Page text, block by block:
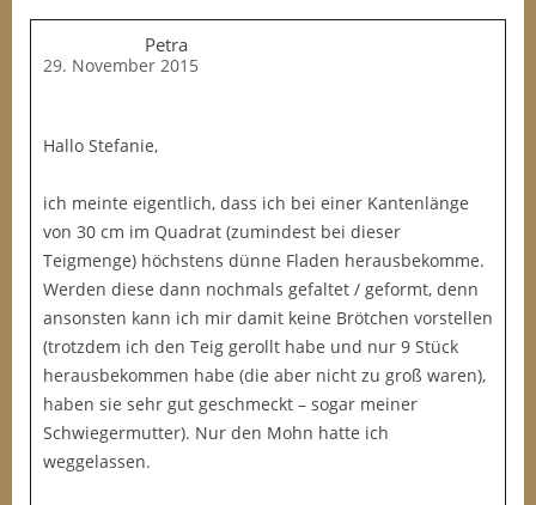
Petra
29. November 2015
Hallo Stefanie,
ich meinte eigentlich, dass ich bei einer Kantenlänge
von 30 cm im Quadrat (zumindest bei dieser
Teigmenge) höchstens dünne Fladen herausbekomme.
Werden diese dann nochmals gefaltet / geformt, denn
ansonsten kann ich mir damit keine Brötchen vorstellen
(trotzdem ich den Teig gerollt habe und nur 9 Stück
herausbekommen habe (die aber nicht zu groß waren),
haben sie sehr gut geschmeckt – sogar meiner
Schwiegermutter). Nur den Mohn hatte ich
weggelassen.